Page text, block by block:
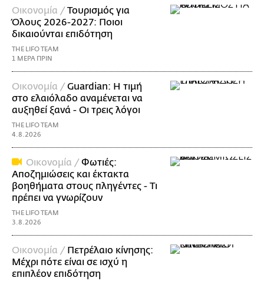
Οικονομία /Τουρισμός για
Όλους 2026-2027: Ποιοι
δικαιούνται επιδότηση
THE LIFO TEAM
1 ΜΕΡΑ ΠΡΙΝ
Οικονομία /Guardian: Η τιμή
στο ελαιόλαδο αναμένεται να
αυξηθεί ξανά - Οι τρεις λόγοι
THE LIFO TEAM
4.8.2026
Οικονομία /Φωτιές:
Αποζημιώσεις και έκτακτα
βοηθήματα στους πληγέντες - Τι
πρέπει να γνωρίζουν
THE LIFO TEAM
3.8.2026
Οικονομία / Πετρέλαιο κίνησης:
Μέχρι πότε είναι σε ισχύ η
επιπλέον επιδότηση